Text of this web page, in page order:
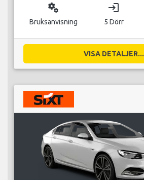
miscellaneous_services
Bruksanvisning
login
5 Dörr
VISA DETALJER...